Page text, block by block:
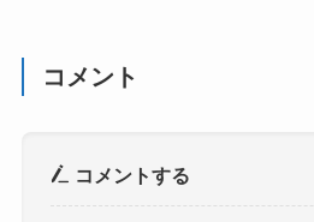
コメント
コメントする